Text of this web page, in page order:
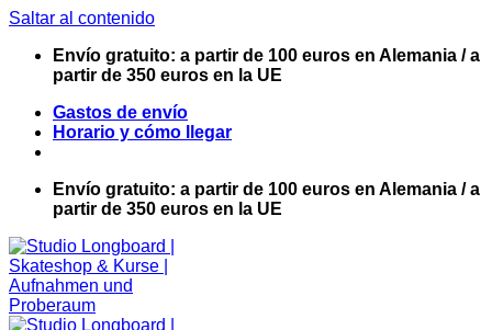
Saltar al contenido
Envío gratuito: a partir de 100 euros en Alemania / a
partir de 350 euros en la UE
Gastos de envío
Horario y cómo llegar
Envío gratuito: a partir de 100 euros en Alemania / a
partir de 350 euros en la UE